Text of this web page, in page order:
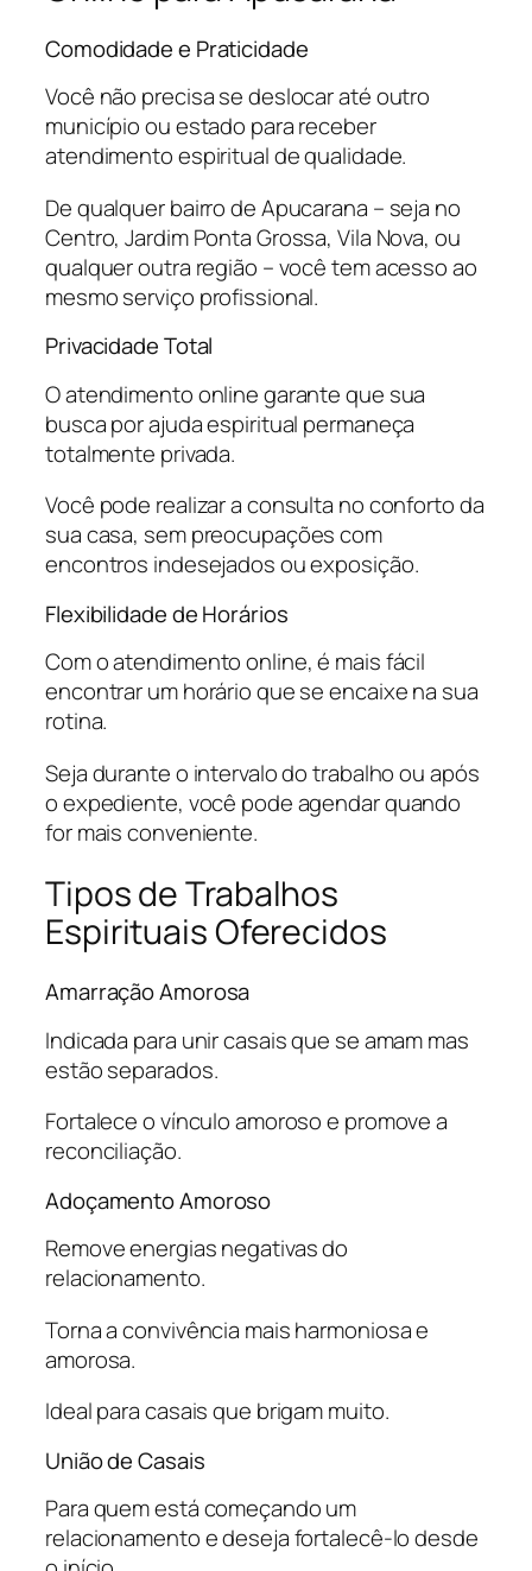
Comodidade e Praticidade
Você não precisa se deslocar até outro
município ou estado para receber
atendimento espiritual de qualidade.
De qualquer bairro de Apucarana – seja no
Centro, Jardim Ponta Grossa, Vila Nova, ou
qualquer outra região – você tem acesso ao
mesmo serviço profissional.
Privacidade Total
O atendimento online garante que sua
busca por ajuda espiritual permaneça
totalmente privada.
Você pode realizar a consulta no conforto da
sua casa, sem preocupações com
encontros indesejados ou exposição.
Flexibilidade de Horários
Com o atendimento online, é mais fácil
encontrar um horário que se encaixe na sua
rotina.
Seja durante o intervalo do trabalho ou após
o expediente, você pode agendar quando
for mais conveniente.
Tipos de Trabalhos
Espirituais Oferecidos
Amarração Amorosa
Indicada para unir casais que se amam mas
estão separados.
Fortalece o vínculo amoroso e promove a
reconciliação.
Adoçamento Amoroso
Remove energias negativas do
relacionamento.
Torna a convivência mais harmoniosa e
amorosa.
Ideal para casais que brigam muito.
União de Casais
Para quem está começando um
relacionamento e deseja fortalecê-lo desde